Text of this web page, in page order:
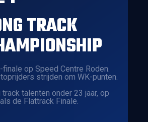
TRACK
op Speed Centre Roden.
strijden om WK-punten.
talenten onder 23 jaar, op
de Flattrack Finale.